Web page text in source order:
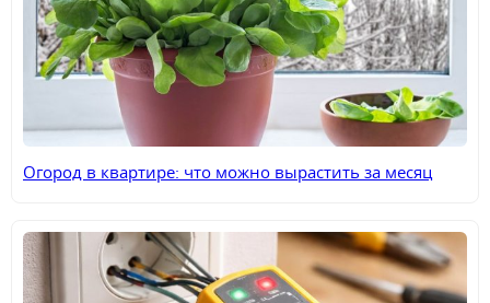
Огород в квартире: что можно вырастить за месяц